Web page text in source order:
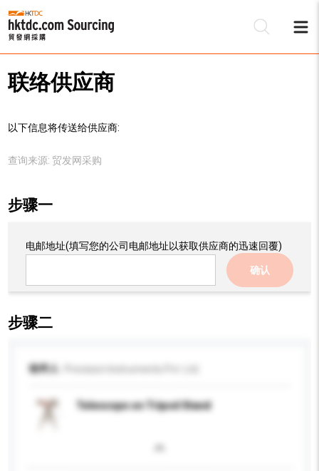
联络供应商
以下信息将传送给供应商:
查询来源: 贸发网采购
步骤一
电邮地址(填写您的公司电邮地址以获取供应商的迅速回覆)
确认
步骤二
收件人
Telescope on Tripod Stand